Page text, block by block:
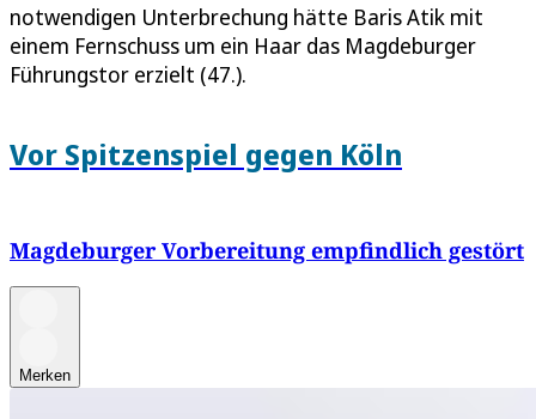
notwendigen Unterbrechung hätte Baris Atik mit
einem Fernschuss um ein Haar das Magdeburger
Führungstor erzielt (47.).
Vor Spitzenspiel gegen Köln
Magdeburger Vorbereitung empfindlich gestört
Merken